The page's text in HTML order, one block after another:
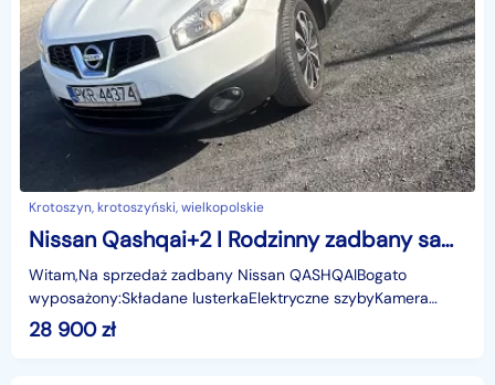
Krotoszyn, krotoszyński, wielkopolskie
Nissan Qashqai+2 I Rodzinny zadbany samochód
Witam,Na sprzedaż zadbany Nissan QASHQAIBogato
wyposażony:Składane lusterkaElektryczne szybyKamera
cofaniaVideo rejestrator NavitelNabita
klimatyzacjaOgrzewanie
28 900zł